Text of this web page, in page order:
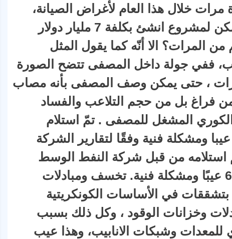
خلال هذا العام لأغراض الصيانة،
وهو عنوان شديد الغرابة، فكيف يمكن لمشروع انشئ بكلفة 7 مليار دولار
من المرات؟ الا أنّه كما يقول المثل
ففي جولة داخل المصفى تتضح الصورة
، حتى يمكن وصف المصفى بأنه مصاب
من فراغ بل من حجم التلاعب والفساد
الكوري المشغل للمصفى . تمّ استلام
مصفى كربلاء وهو يحتوي على 68 عيبا ومشكلة فنية وفقًا لتقارير الشركة
استلامه من قبل شركة النفط الوسط
وادارة المصفى وهو يحتوي على 68 عيبًا ومشكلة فنية. تخسف ومبادلات
بتشققات في الأساسات الكونكريتية
وخزانات الوقود ، وكل ذلك بسبب
للمعدات وشبكات الانابيب، وهذا عيب